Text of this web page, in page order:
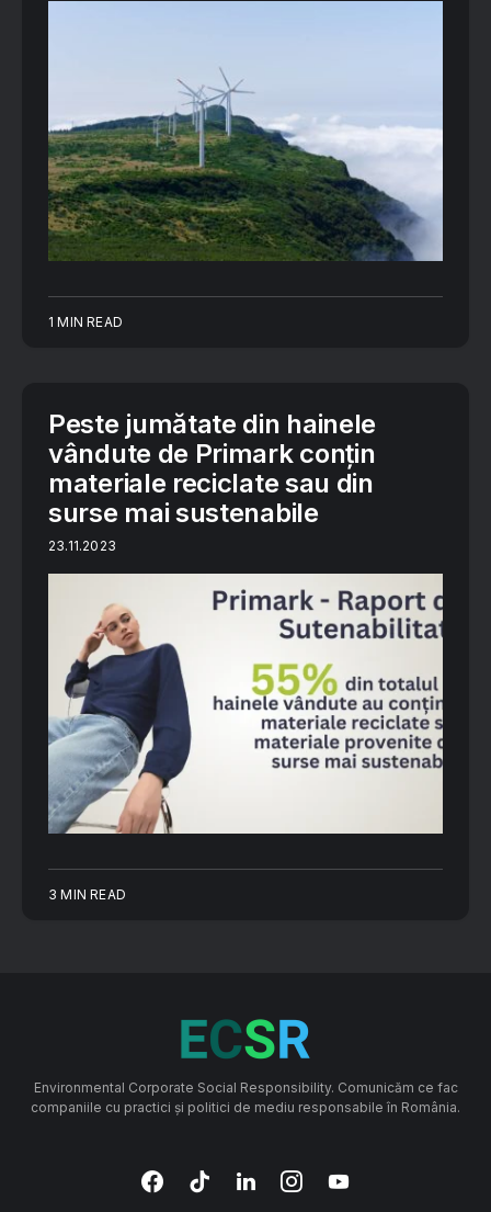
1 MIN READ
Peste jumătate din hainele
vândute de Primark conțin
materiale reciclate sau din
surse mai sustenabile
23.11.2023
3 MIN READ
Environmental Corporate Social Responsibility. Comunicăm ce fac
companiile cu practici și politici de mediu responsabile în România.